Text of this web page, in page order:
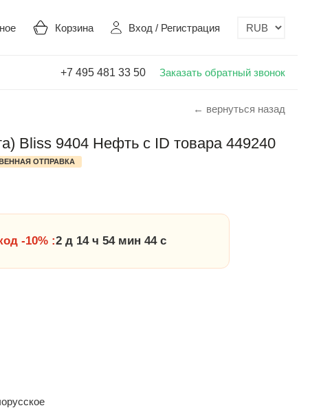
Корзина Вход / Регистрация
+7 495 481 33 50 Заказать обратный звонок
← вернуться назад
Bliss 9404 Нефть с ID товара 449240
ОТПРАВКА
-10% :2 д 14 ч 54 мин 43 с